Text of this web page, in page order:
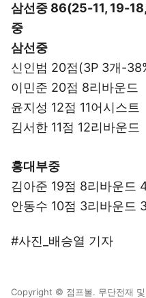
삼선중 86(25-11, 19-
중
삼선중
신인범 20점(3P 3개-
이민준 20점 8리바운드
윤지성 12점 11어시스트
김서한 11점 12리바운드
홍대부중
김아준 19점 8리바운드
안동수 10점 3리바운드
#사진_배승열 기자
Copyright © 점프볼. 무단전재 및